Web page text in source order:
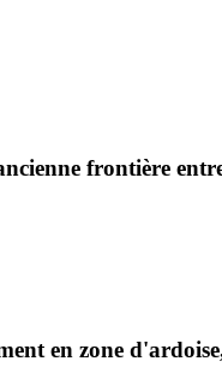
frontière
en zone